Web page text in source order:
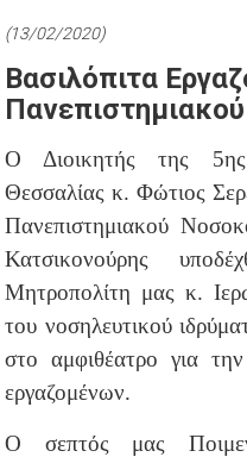
(13/02/2020)
Βασιλόπιτα
Ο Διοικητής της 5ης
Θεσσαλίας κ. Φώτιος
Πανεπιστημιακού
Κατσικονούρης
Μητροπολίτη μας κ.
του νοσηλευτικού
στο αμφιθέατρο για
εργαζομένων.
Ο σεπτός μας